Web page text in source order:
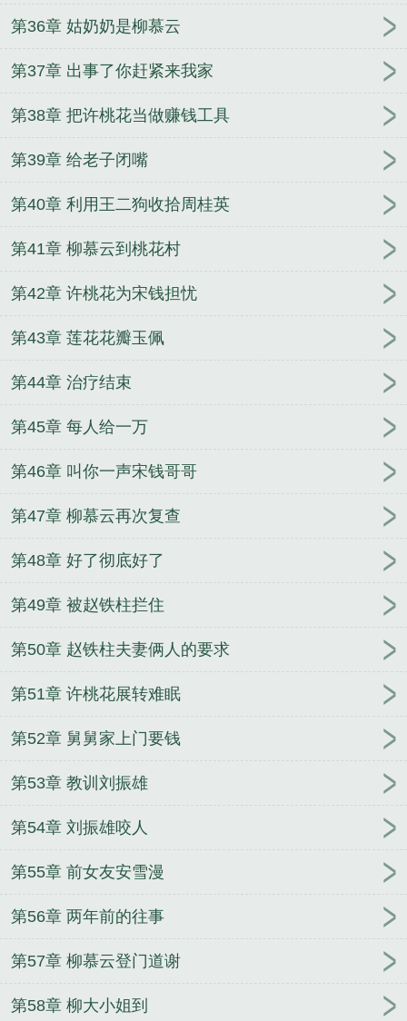
第36章 姑奶奶是柳慕云
第37章 出事了你赶紧来我家
第38章 把许桃花当做赚钱工具
第39章 给老子闭嘴
第40章 利用王二狗收拾周桂英
第41章 柳慕云到桃花村
第42章 许桃花为宋钱担忧
第43章 莲花花瓣玉佩
第44章 治疗结束
第45章 每人给一万
第46章 叫你一声宋钱哥哥
第47章 柳慕云再次复查
第48章 好了彻底好了
第49章 被赵铁柱拦住
第50章 赵铁柱夫妻俩人的要求
第51章 许桃花展转难眠
第52章 舅舅家上门要钱
第53章 教训刘振雄
第54章 刘振雄咬人
第55章 前女友安雪漫
第56章 两年前的往事
第57章 柳慕云登门道谢
第58章 柳大小姐到